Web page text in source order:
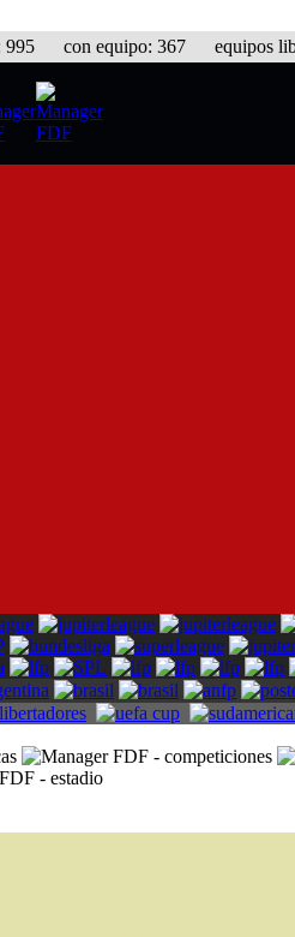
con equipo: 367 equipos